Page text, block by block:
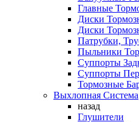
Главные
Диски
Диски
Патрубки,
Пыльники
Суппорты
Суппорты
Тормозные
Выхлопная Система
назад
Глушители